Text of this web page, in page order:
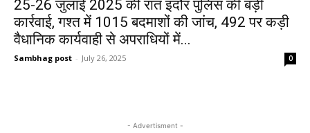
25-26 जुलाई 2025 की रात इंदौर पुलिस की बड़ी
कार्रवाई, गश्त में 1015 बदमाशों की जांच, 492 पर कड़ी
वैधानिक कार्यवाही से अपराधियों में...
Sambhag post - July 26, 2025 0
- Advertisment -